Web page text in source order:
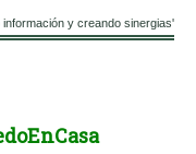
y creando sinergias'